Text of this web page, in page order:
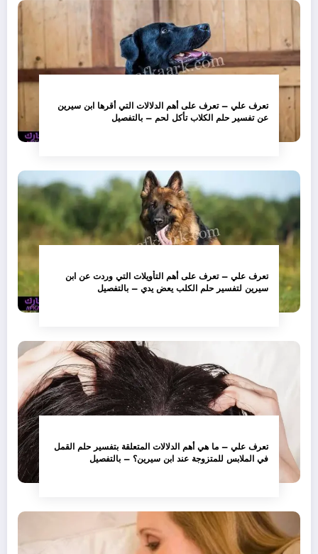
تعرف علي – تعرف على أهم الدلالات التي أقرها ابن سيرين
عن تفسير حلم الكلاب تأكل لحم – بالتفصيل
تعرف علي – تعرف على أهم التأويلات التي وردت عن ابن
سيرين لتفسير حلم الكلب يعض يدي – بالتفصيل
تعرف علي – ما هي أهم الدلالات المتعلقة بتفسير حلم القمل
في الملابس للمتزوجة عند ابن سيرين؟ – بالتفصيل